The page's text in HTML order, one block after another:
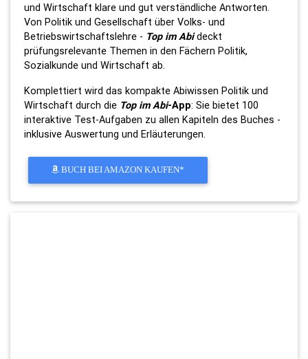
und Wirtschaft klare und gut verständliche Antworten.
Von Politik und Gesellschaft über Volks- und
Betriebswirtschaftslehre - Top im Abideckt
prüfungsrelevante Themen in den Fächern Politik,
Sozialkunde und Wirtschaft ab.
Komplettiert wird das kompakte Abiwissen Politik und
Wirtschaft durch die Top im Abi-App: Sie bietet 100
interaktive Test-Aufgaben zu allen Kapiteln des Buches -
inklusive Auswertung und Erläuterungen.
BUCH BEI AMAZON KAUFEN*